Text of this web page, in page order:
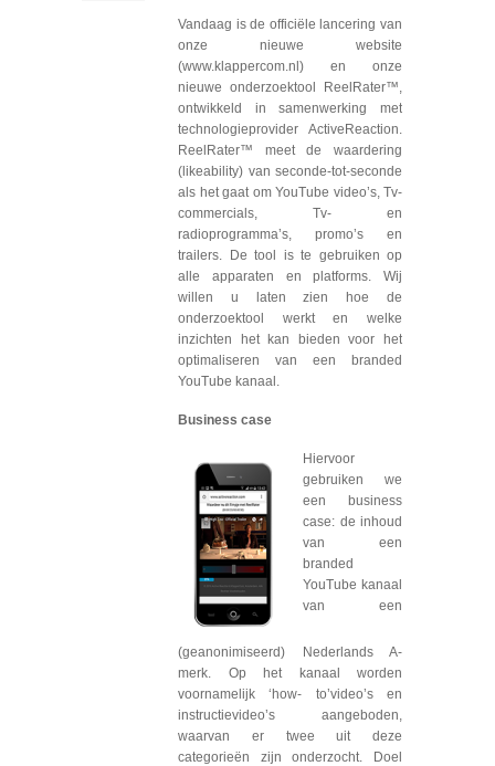
Vandaag is de officiële lancering van
onze nieuwe website
(www.klappercom.nl) en onze
nieuwe onderzoektool ReelRater™,
ontwikkeld in samenwerking met
technologieprovider ActiveReaction.
ReelRater™ meet de waardering
(likeability) van seconde-tot-seconde
als het gaat om YouTube video’s, Tv-
commercials, Tv- en
radioprogramma’s, promo’s en
trailers. De tool is te gebruiken op
alle apparaten en platforms. Wij
willen u laten zien hoe de
onderzoektool werkt en welke
inzichten het kan bieden voor het
optimaliseren van een branded
YouTube kanaal.
Business case
Hiervoor
gebruiken we
een business
case: de inhoud
van een
branded
YouTube kanaal
van een
(geanonimiseerd) Nederlands A-
merk. Op het kanaal worden
voornamelijk ‘how- to’video’s en
instructievideo’s aangeboden,
waarvan er twee uit deze
categorieën zijn onderzocht. Doel